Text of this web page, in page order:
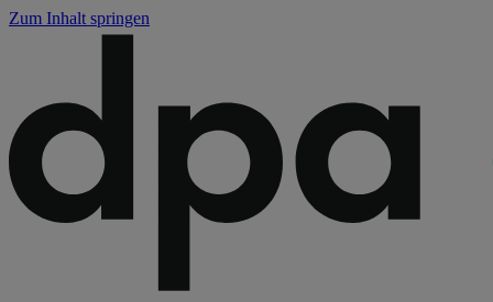
Zum Inhalt springen